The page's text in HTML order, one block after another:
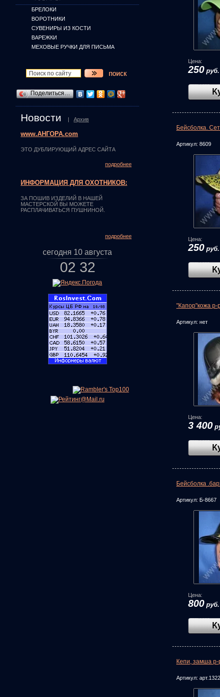
БРЕЛОКИ
ВОРОТНИКИ
СУВЕНИРЫ ИЗ КОСТИ
ВАРЕЖКИ
МЕХОВЫЕ РУЧКИ ДЛЯ ПИСЬМА
Поделиться…
Новости | Архив
www.АНГОРА.com
ЭТО ДУБЛИРУЮЩИЙ АДРЕС САЙТА
подробнее
ИНФОРМАЦИЯ ДЛЯ ОХОТНИКОВ:
ЗА ПОШИВ ИЗДЕЛИЙ В НАШЕЙ
МАСТЕРСКОЙ ВЫ МОЖЕТЕ
РАСПЛАЧИВАТЬСЯ ПУШНИНОЙ.
подробнее
сегодня 10 августа
02 32
Цена:
250 руб.
Бейсболка.
Артикул: 8609
Цена:
250 руб.
"Капор"кожа р-
Артикул: нет
Цена:
3 400
Бейсболка
Артикул: Б-8667
Цена:
800 руб.
Кепи, замша р-
Артикул: арт.1322